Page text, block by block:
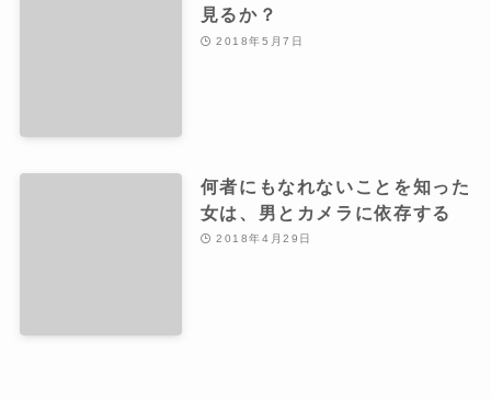
見るか？
2018年5月7日
何者にもなれないことを知った
女は、男とカメラに依存する
2018年4月29日